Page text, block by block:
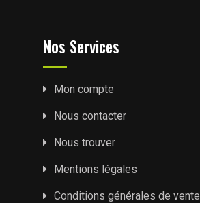
Nos Services
Mon compte
Nous contacter
Nous trouver
Mentions légales
Conditions générales de vente